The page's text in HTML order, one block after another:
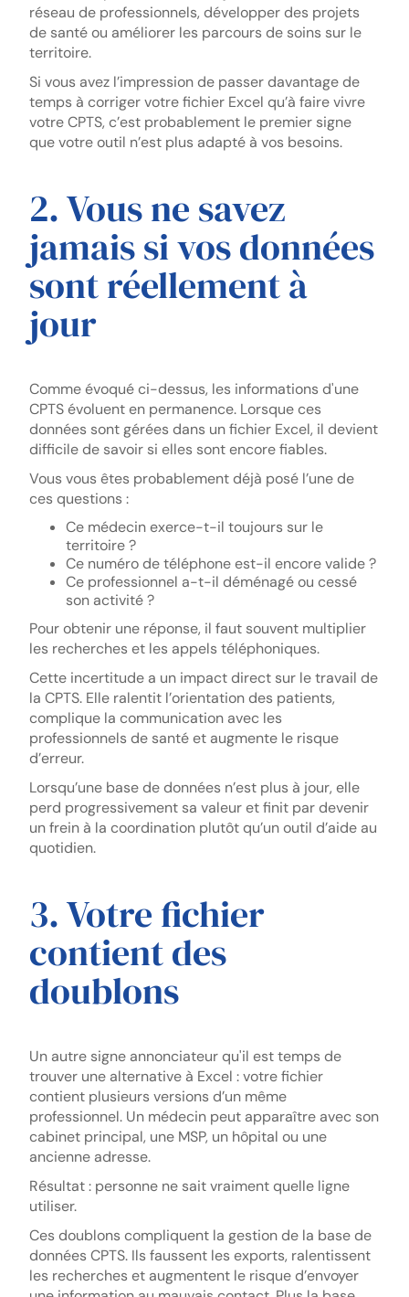
réseau de professionnels, développer des projets
de santé ou améliorer les parcours de soins sur le
territoire.
Si vous avez l’impression de passer davantage de
temps à corriger votre fichier Excel qu’à faire vivre
votre CPTS, c’est probablement le premier signe
que votre outil n’est plus adapté à vos besoins.
2. Vous ne savez
jamais si vos données
sont réellement à
jour
Comme évoqué ci-dessus, les informations d'une
CPTS évoluent en permanence. Lorsque ces
données sont gérées dans un fichier Excel, il devient
difficile de savoir si elles sont encore fiables.
Vous vous êtes probablement déjà posé l’une de
ces questions :
Ce médecin exerce-t-il toujours sur le
territoire ?
Ce numéro de téléphone est-il encore valide ?
Ce professionnel a-t-il déménagé ou cessé
son activité ?
Pour obtenir une réponse, il faut souvent multiplier
les recherches et les appels téléphoniques.
Cette incertitude a un impact direct sur le travail de
la CPTS. Elle ralentit l’orientation des patients,
complique la communication avec les
professionnels de santé et augmente le risque
d’erreur.
Lorsqu’une base de données n’est plus à jour, elle
perd progressivement sa valeur et finit par devenir
un frein à la coordination plutôt qu’un outil d’aide au
quotidien.
3. Votre fichier
contient des
doublons
Un autre signe annonciateur qu'il est temps de
trouver une alternative à Excel : votre fichier
contient plusieurs versions d’un même
professionnel. Un médecin peut apparaître avec son
cabinet principal, une MSP, un hôpital ou une
ancienne adresse.
Résultat : personne ne sait vraiment quelle ligne
utiliser.
Ces doublons compliquent la gestion de la base de
données CPTS. Ils faussent les exports, ralentissent
les recherches et augmentent le risque d’envoyer